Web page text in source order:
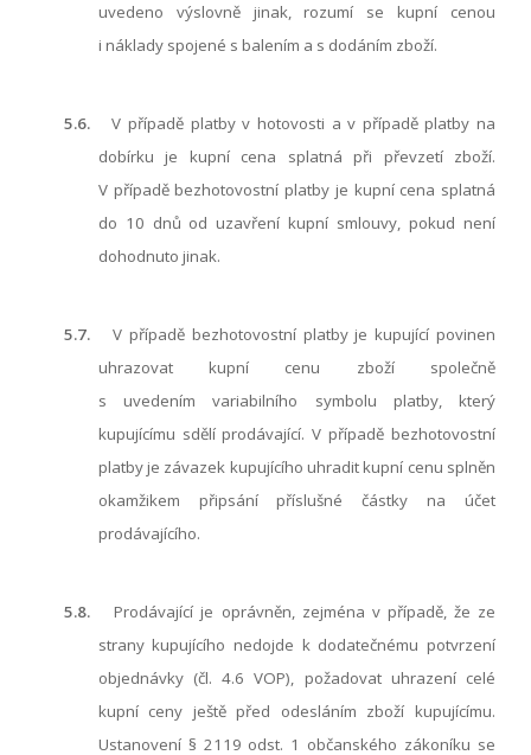
uvedeno výslovně jinak, rozumí se kupní cenou
i náklady spojené s balením a s dodáním zboží.
5.6.
V případě platby v hotovosti a v případě platby na
dobírku je kupní cena splatná při převzetí zboží.
V případě bezhotovostní platby je kupní cena splatná
do 10 dnů od uzavření kupní smlouvy, pokud není
dohodnuto jinak.
5.7.
V případě bezhotovostní platby je kupující povinen
uhrazovat kupní cenu zboží společně
s uvedením variabilního symbolu platby, který
kupujícímu sdělí prodávající. V případě bezhotovostní
platby je závazek kupujícího uhradit kupní cenu splněn
okamžikem připsání příslušné částky na účet
prodávajícího.
5.8.
Prodávající je oprávněn, zejména v případě, že ze
strany kupujícího nedojde k dodatečnému potvrzení
objednávky (čl.4.6 VOP), požadovat uhrazení celé
kupní ceny ještě před odesláním zboží kupujícímu.
Ustanovení § 2119 odst. 1 občanského zákoníku se